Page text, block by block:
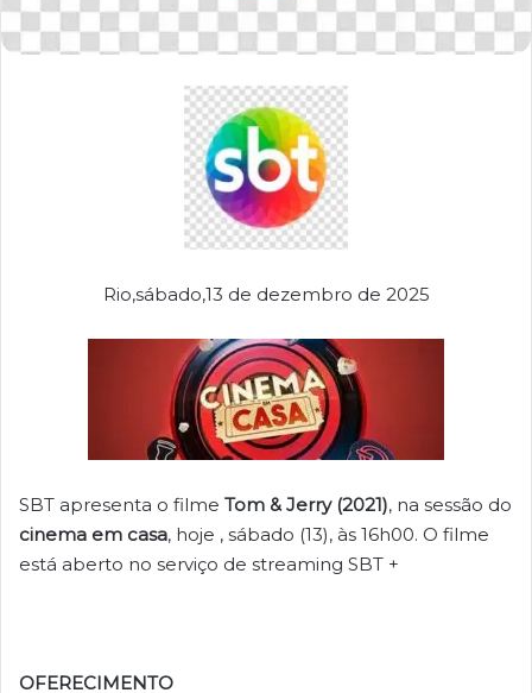
Rio,sábado,13 de dezembro de 2025
SBT apresenta o filme Tom & Jerry (2021), na sessão do
cinema em casa, hoje , sábado (13), às 16h00. O filme
está aberto no serviço de streaming SBT +
OFERECIMENTO